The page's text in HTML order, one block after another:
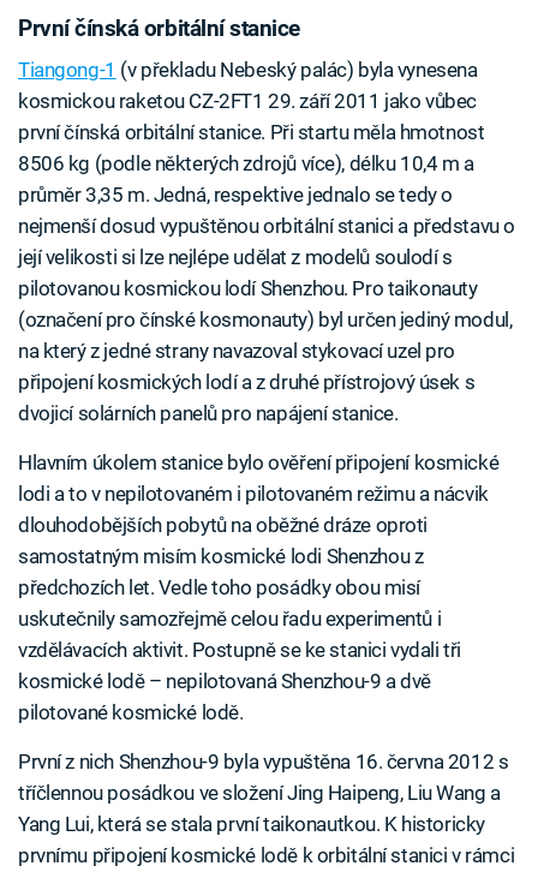
První čínská orbitální stanice
Tiangong-1 (v překladu Nebeský palác) byla vynesena
kosmickou raketou CZ-2FT1 29. září 2011 jako vůbec
první čínská orbitální stanice. Při startu měla hmotnost
8506 kg (podle některých zdrojů více), délku 10,4 m a
průměr 3,35 m. Jedná, respektive jednalo se tedy o
nejmenší dosud vypuštěnou orbitální stanici a představu o
její velikosti si lze nejlépe udělat z modelů soulodí s
pilotovanou kosmickou lodí Shenzhou. Pro taikonauty
(označení pro čínské kosmonauty) byl určen jediný modul,
na který z jedné strany navazoval stykovací uzel pro
připojení kosmických lodí a z druhé přístrojový úsek s
dvojicí solárních panelů pro napájení stanice.
Hlavním úkolem stanice bylo ověření připojení kosmické
lodi a to v nepilotovaném i pilotovaném režimu a nácvik
dlouhodobějších pobytů na oběžné dráze oproti
samostatným misím kosmické lodi Shenzhou z
předchozích let. Vedle toho posádky obou misí
uskutečnily samozřejmě celou řadu experimentů i
vzdělávacích aktivit. Postupně se ke stanici vydali tři
kosmické lodě – nepilotovaná Shenzhou-9 a dvě
pilotované kosmické lodě.
První z nich Shenzhou-9 byla vypuštěna 16. června 2012 s
tříčlennou posádkou ve složení Jing Haipeng, Liu Wang a
Yang Lui, která se stala první taikonautkou. K historicky
prvnímu připojení kosmické lodě k orbitální stanici v rámci